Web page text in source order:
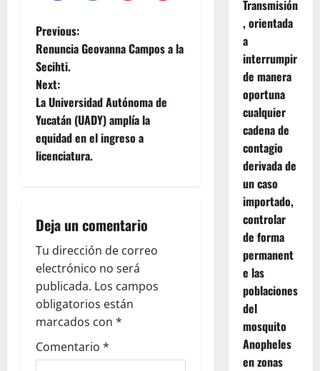
P
o
s
t
n
v
i
g
a
t
Previous:
Renuncia Geovanna Campos a la
Secihti.
Next:
La Universidad Autónoma de
Yucatán (UADY) amplía la
equidad en el ingreso a
licenciatura.
Deja un comentario
Tu dirección de correo
electrónico no será
publicada. Los campos
obligatorios están
marcados con *
Comentario *
Transmisión
, orientada
a
interrumpir
de manera
oportuna
cualquier
cadena de
contagio
derivada de
un caso
importado,
controlar
de forma
permanent
e las
poblaciones
del
mosquito
Anopheles
en zonas